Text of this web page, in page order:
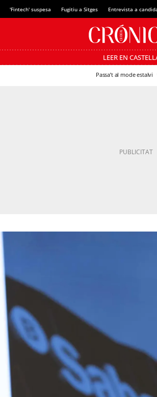
'Fintech' suspesa Fugitiu a Sitges Entrevista a
LEER EN
Passa’t al mode estalvi